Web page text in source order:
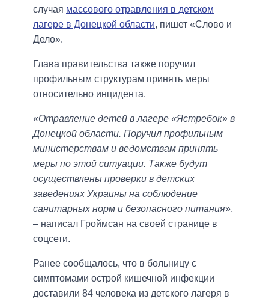
случая массового отравления в детском
лагере в Донецкой области, пишет «Слово и
Дело».
Глава правительства также поручил
профильным структурам принять меры
относительно инцидента.
«Отравление детей в лагере «Ястребок» в
Донецкой области. Поручил профильным
министерствам и ведомствам принять
меры по этой ситуации. Также будут
осуществлены проверки в детских
заведениях Украины на соблюдение
санитарных норм и безопасного питания»,
– написал Гроймсан на своей странице в
соцсети.
Ранее сообщалось, что в больницу с
симптомами острой кишечной инфекции
доставили 84 человека из детского лагеря в